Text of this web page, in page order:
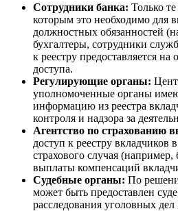
Сотрудники банка: Только
которым это необходимо для
должностных обязанностей
бухгалтеры, сотрудники
к реестру предоставляется на
доступа.
Регулирующие органы:
уполномоченные органы
информацию из реестра
контроля и надзора за
Агентство по страхованию
доступ к реестру вкладчиков
страхового случая (например,
выплаты компенсаций
Судебные органы: По
может быть предоставлен
расследования уголовных